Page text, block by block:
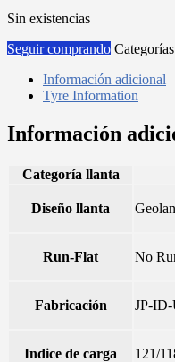
Sin existencias
Seguir comprando
Información adicional
Tyre Information
Información
Categoría llanta
Diseño llanta
Run-Flat No
Fabricación JP-
Indice de carga 121/